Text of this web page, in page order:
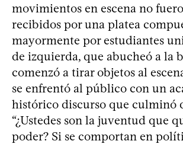
movimientos en escena no
recibidos por una platea
mayormente por estudiantes
de izquierda, que abucheó a la
comenzó a tirar objetos al
se enfrentó al público con un
histórico discurso que culminó
“¿Ustedes son la juventud que
poder? Si se comportan en